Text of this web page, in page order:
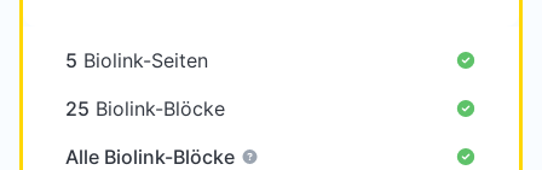
5 Biolink-Seiten
25 Biolink-Blöcke
Alle Biolink-Blöcke